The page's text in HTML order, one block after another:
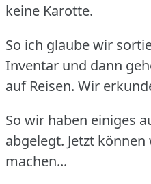
keine Karotte.
So ich glaube wir
Inventar und dann
auf Reisen. Wir
So wir haben einiges
abgelegt. Jetzt
machen...